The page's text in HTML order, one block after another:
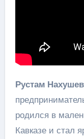
Рустам Нахушев
родился в
Кавказе и стал